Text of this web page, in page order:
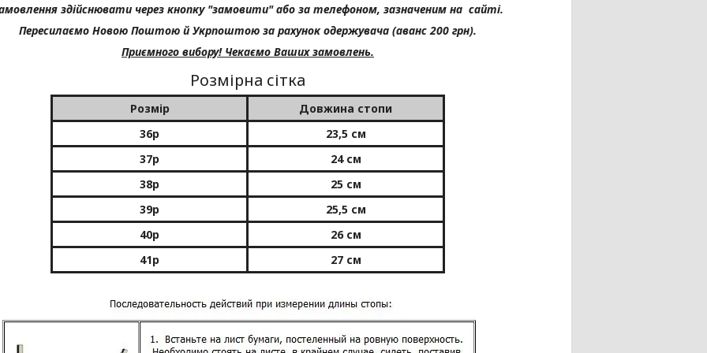
здійснювати через кнопку "замовити" або за телефоном, зазначеним на сайті.
Пересилаємо Новою Поштою й Укрпоштою за рахунок одержувача (аванс 200 грн).
Приємного вибору! Чекаємо Ваших замовлень.
Розмір Довжина стопи
Розмірна сітка
36р
23,5 см
37р
24 см
38р
25 см
39р
25,5 см
40р
26 см
41р
27 см